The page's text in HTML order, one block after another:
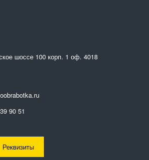
шоссе 100 корп. 1 оф. 4018
90 51
Реквизиты